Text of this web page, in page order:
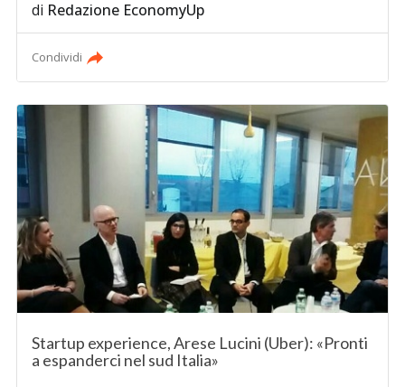
di Redazione EconomyUp
Condividi
Startup experience, Arese Lucini (Uber): «Pronti
a espanderci nel sud Italia»